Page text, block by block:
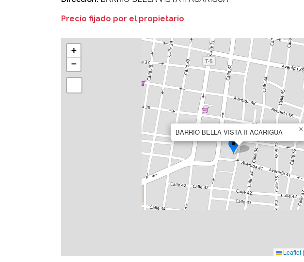
Precio fijado por el propietario
BARRIO BELLA VISTA II ACARIGUA ×
+
−
Leaflet |